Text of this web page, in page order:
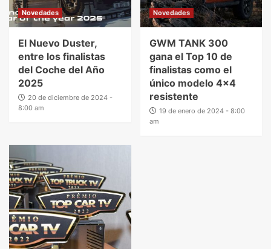
Novedades
El Nuevo Duster,
entre los finalistas
del Coche del Año
2025
20 de diciembre de 2024 -
8:00 am
Novedades
GWM TANK 300
gana el Top 10 de
finalistas como el
único modelo 4×4
resistente
19 de enero de 2024 - 8:00
am